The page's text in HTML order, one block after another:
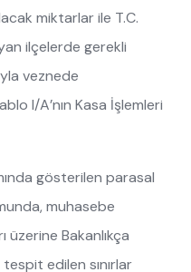
miktarlar ile T.C.
ilçelerde gerekli
veznede
I/A’nın Kasa İşlemleri
gösterilen parasal
muhasebe
üzerine Bakanlıkça
edilen sınırlar